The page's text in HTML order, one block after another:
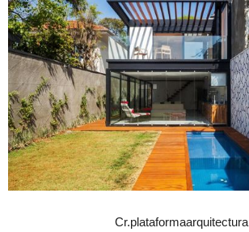
Cr.plataformaarquitectura